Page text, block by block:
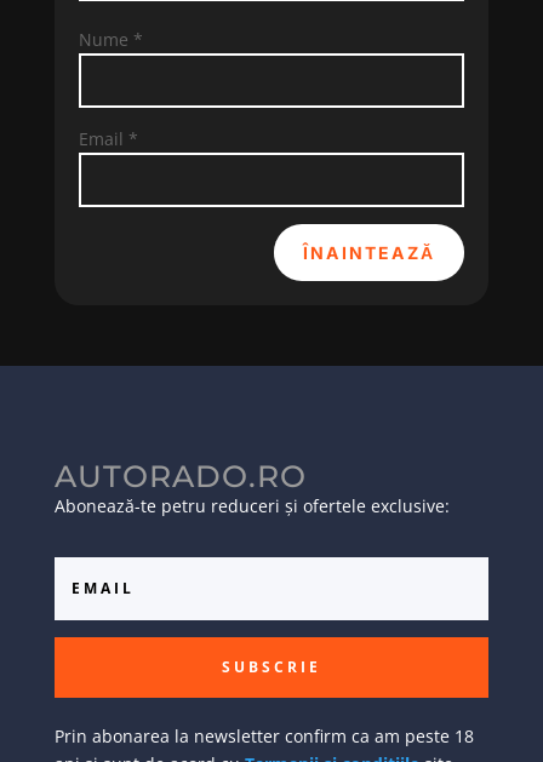
Nume *
Email *
ÎNAINTEAZĂ
AUTORADO.RO
Abonează-te petru reduceri și ofertele exclusive:
SUBSCRIE
Prin abonarea la newsletter confirm ca am peste 18